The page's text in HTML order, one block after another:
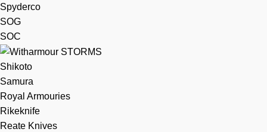
Spyderco
SOG
SOC
Shikoto
Samura
Royal Armouries
Rikeknife
Reate Knives